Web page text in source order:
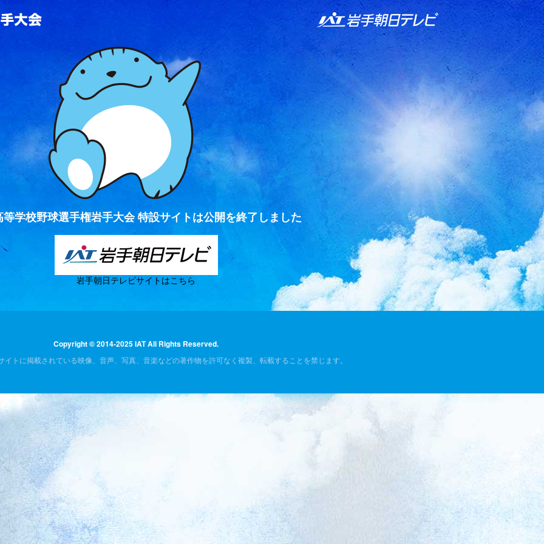
IAT 岩手朝日テレビ
等学校野球選手権岩手大会 特設サイトは公開を終了しました
岩手朝日テレビサイトはこちら
Copyright © 2014-2025 IAT All Rights Reserved.
イトに掲載されている映像、音声、写真、音楽などの著作物を許可なく複製、転載することを禁じます。